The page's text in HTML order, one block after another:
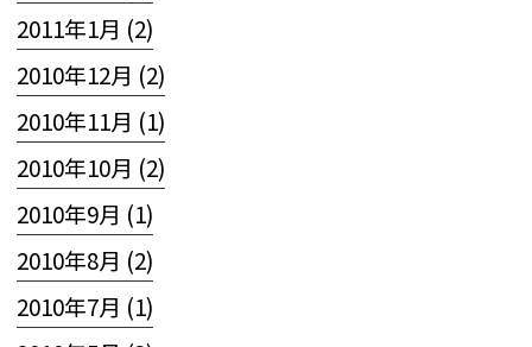
2011年1月 (2)
2010年12月 (2)
2010年11月 (1)
2010年10月 (2)
2010年9月 (1)
2010年8月 (2)
2010年7月 (1)